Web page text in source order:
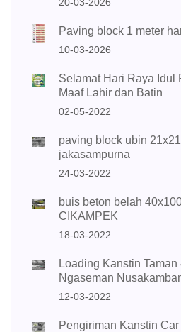
Paving block 1 meter
10-03-2026
Selamat Hari Raya Idul
Maaf Lahir dan Batin
02-05-2022
paving block ubin
jakasampurna
24-03-2022
buis beton belah
CIKAMPEK
18-03-2022
Loading Kanstin
Ngaseman
12-03-2022
Pengiriman Kanstin